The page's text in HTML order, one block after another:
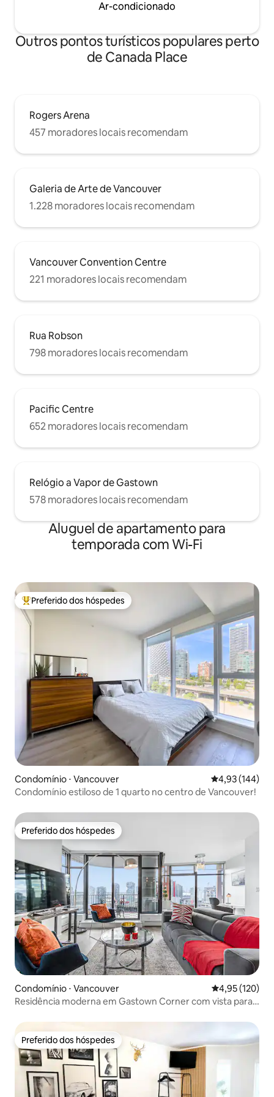
Ar-condicionado
Outros pontos turísticos populares perto
de Canada Place
Rogers Arena
457 moradores locais recomendam
Galeria de Arte de Vancouver
1.228 moradores locais recomendam
Vancouver Convention Centre
221 moradores locais recomendam
Rua Robson
798 moradores locais recomendam
Pacific Centre
652 moradores locais recomendam
Relógio a Vapor de Gastown
578 moradores locais recomendam
Aluguel de apartamento para
temporada com Wi-Fi
Entre os melhores preferidos dos hóspedes
Preferido dos hóspedes
Condomínio ⋅ Vancouver 4,93 de uma
4,93 (144)
Condomínio estiloso de 1 quarto no centro de Vancouver!
Preferido dos hóspedes
Preferido dos hóspedes
Condomínio ⋅ Vancouver 4,95 de uma
4,95 (120)
Residência moderna em Gastown Corner com vista para
Preferido dos hóspedes
Preferido dos hóspedes